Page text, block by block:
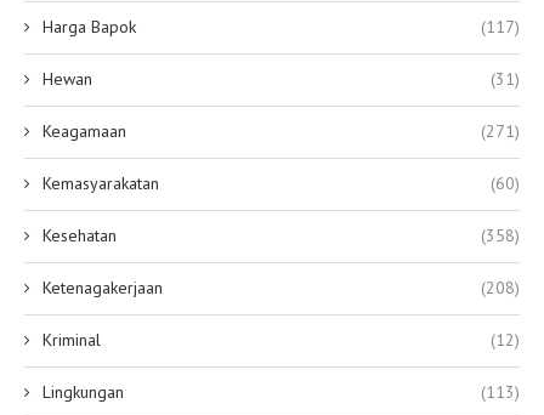
Harga Bapok (117)
Hewan (31)
Keagamaan (271)
Kemasyarakatan (60)
Kesehatan (358)
Ketenagakerjaan (208)
Kriminal (12)
Lingkungan (113)